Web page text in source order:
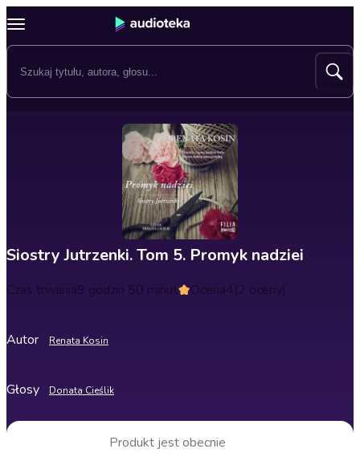
Siostry Jutrzenki. Tom 5. Promyk nadziei
Czas trwania9 godzin 50 minut Ocena4(2 oceny)
Autor Renata Kosin
Głosy Donata Cieślik
Produkt jest obecnie